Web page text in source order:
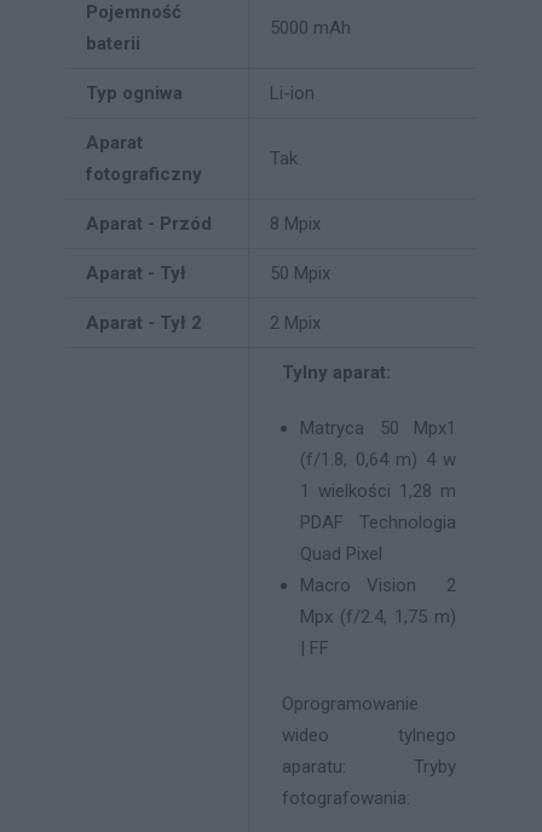
Pojemność
baterii
5000 mAh
Typ ogniwa Li-ion
Aparat
fotograficzny
Tak
Aparat - Przód 8 Mpix
Aparat - Tył 50 Mpix
Aparat - Tył 2 2 Mpix
Tylny aparat:
Matryca 50 Mpx1
(f/1.8, 0,64 m) 4 w
1 wielkości 1,28 m
PDAF Technologia
Quad Pixel
Macro Vision 2
Mpx (f/2.4, 1,75 m)
| FF
Oprogramowanie
wideo tylnego
aparatu: Tryby
fotografowania: